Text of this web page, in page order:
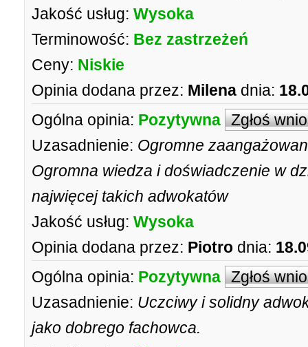
Jakość usług: Wysoka
Terminowość: Bez zastrzeżeń
Ceny: Niskie
Opinia dodana przez: Milena dnia:
Ogólna opinia: Pozytywna Zgłoś
Uzasadnienie: Ogromne
Ogromna wiedza i doświadczenie w
najwięcej takich adwokatów
Jakość usług: Wysoka
Opinia dodana przez: Piotro dnia:
Ogólna opinia: Pozytywna Zgłoś
Uzasadnienie: Uczciwy i solidny
jako dobrego fachowca.